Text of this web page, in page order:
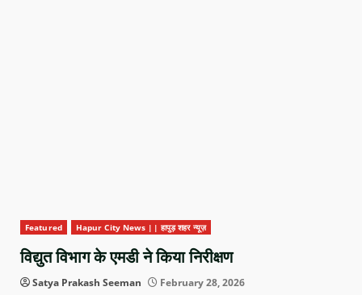
Featured Hapur City News || हापुड़ शहर न्यूज़
विद्युत विभाग के एमडी ने किया निरीक्षण
Satya Prakash Seeman February 28, 2026